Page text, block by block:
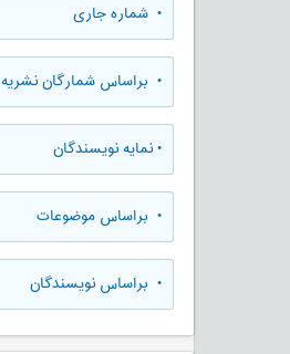
• شماره جاری
• براساس شمارگان نشریه
•نمایه نویسندگان
• براساس موضوعات
• براساس نویسندگان